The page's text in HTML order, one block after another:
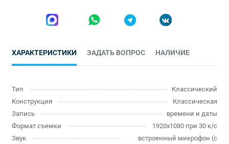
ХАРАКТЕРИСТИКИ ЗАДАТЬ ВОПРОС НАЛИЧИЕ
Тип
Классический
Конструкция
Классическая
Запись
времени и даты
Формат съемки
1920x1080 при 30 к/с
Звук
встроенный микрофон (с